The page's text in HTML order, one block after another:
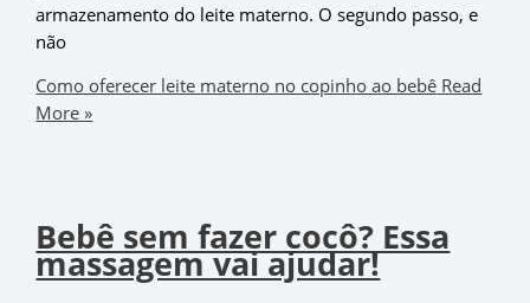
armazenamento do leite materno. O segundo passo, e
não
Como oferecer leite materno no copinho ao bebê Read
More »
Bebê sem fazer cocô? Essa
massagem vai ajudar!